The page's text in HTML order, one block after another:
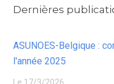
Dernières
ASUNOES-Belgique :
l'année 2025
Le 17/3/2026